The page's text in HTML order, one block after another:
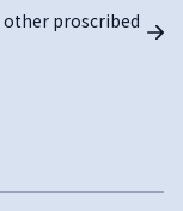
proscribed